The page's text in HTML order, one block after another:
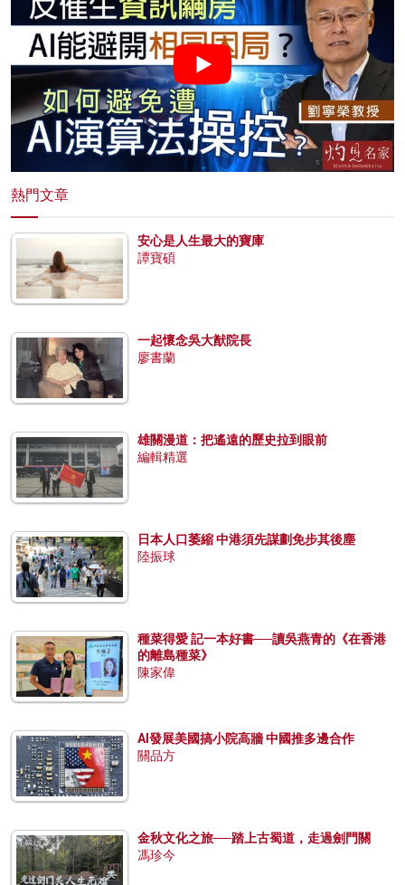
熱門文章
安心是人生最大的寶庫
譚寶碩
一起懷念吳大猷院長
廖書蘭
雄關漫道：把遙遠的歷史拉到眼前
編輯精選
日本人口萎縮 中港須先謀劃免步其後塵
陸振球
種菜得愛 記一本好書──讀吳燕青的《在香港
的離島種菜》
陳家偉
AI發展美國搞小院高牆 中國推多邊合作
關品方
金秋文化之旅──踏上古蜀道，走過劍門關
馮珍今